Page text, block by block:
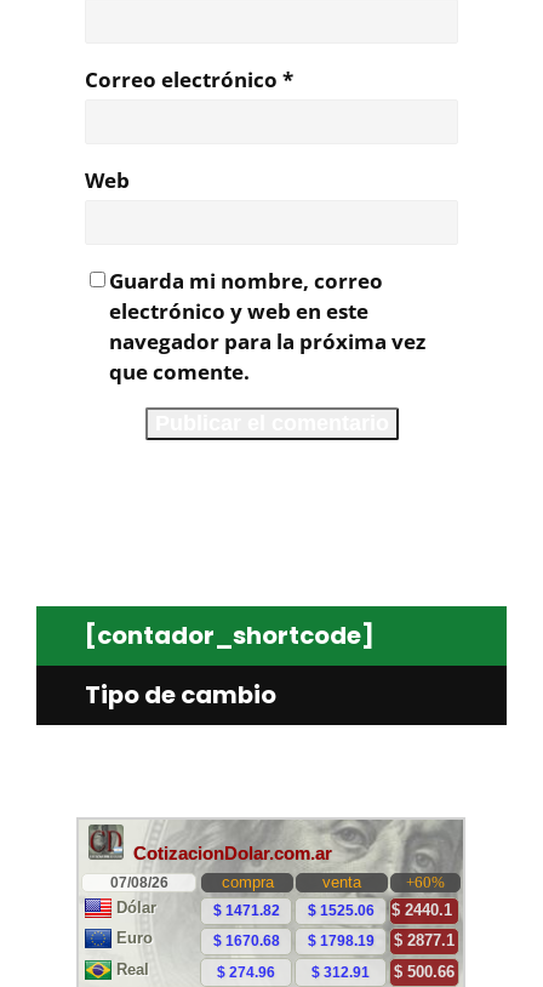
Correo electrónico *
Web
Guarda mi nombre, correo
electrónico y web en este
navegador para la próxima vez
que comente.
[contador_shortcode]
Tipo de cambio